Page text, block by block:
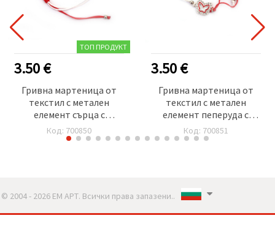
ТОП ПРОДУКТ
3.50 €
Гривна мартеница от
текстил с метален
елемент сърца с
кристали -12 броя
Код: 700850
3.50 €
Гривна мартеница от
текстил с метален
елемент пеперуда с
кристали -12 броя
Код: 700851
© 2004 - 2026 ЕМ АРТ. Всички права запазени..